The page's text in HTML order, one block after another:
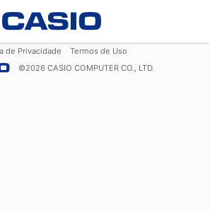
de Privacidade
Termos de Uso
©2026 CASIO COMPUTER CO., LTD.